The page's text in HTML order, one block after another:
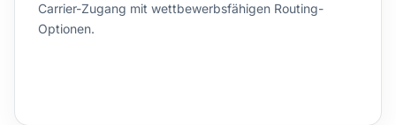
Carrier-Zugang mit wettbewerbsfähigen Routing-
Optionen.